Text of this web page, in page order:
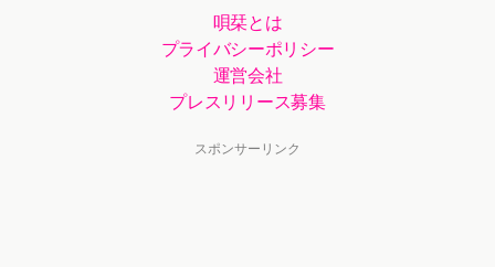
唄栞とは
プライバシーポリシー
運営会社
プレスリリース募集
スポンサーリンク